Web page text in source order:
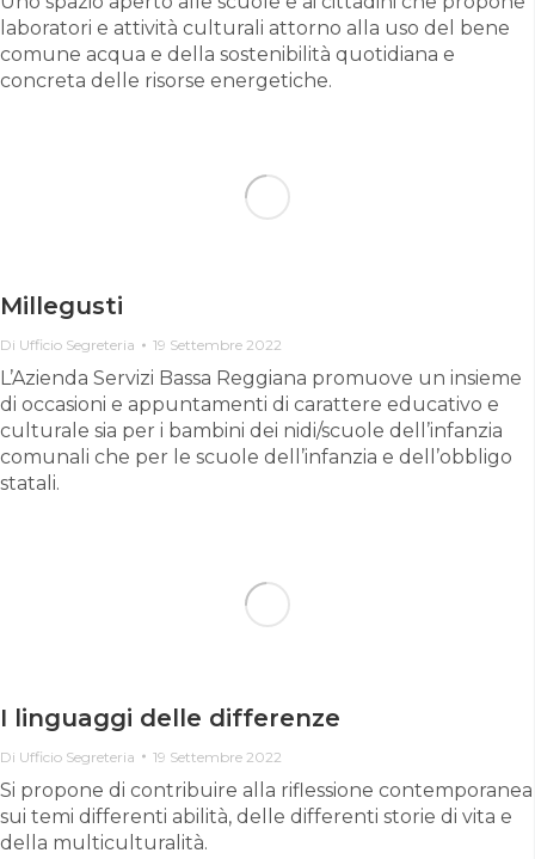
laboratori e attività culturali attorno alla uso del bene
comune acqua e della sostenibilità quotidiana e
concreta delle risorse energetiche.
Millegusti
Di Ufficio Segreteria 19 Settembre 2022
L’Azienda Servizi Bassa Reggiana promuove un insieme
di occasioni e appuntamenti di carattere educativo e
culturale sia per i bambini dei nidi/scuole dell’infanzia
comunali che per le scuole dell’infanzia e dell’obbligo
statali.
I linguaggi delle differenze
Di Ufficio Segreteria 19 Settembre 2022
Si propone di contribuire alla riflessione contemporanea
sui temi differenti abilità, delle differenti storie di vita e
della multiculturalità.